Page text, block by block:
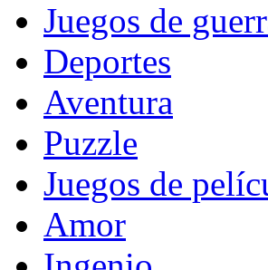
Juegos de
Deportes
Aventura
Puzzle
Juegos de
Amor